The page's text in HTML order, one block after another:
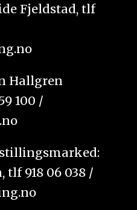
Fjeldstad, tlf
Hallgren
100 /
tlf 918 06 038 /